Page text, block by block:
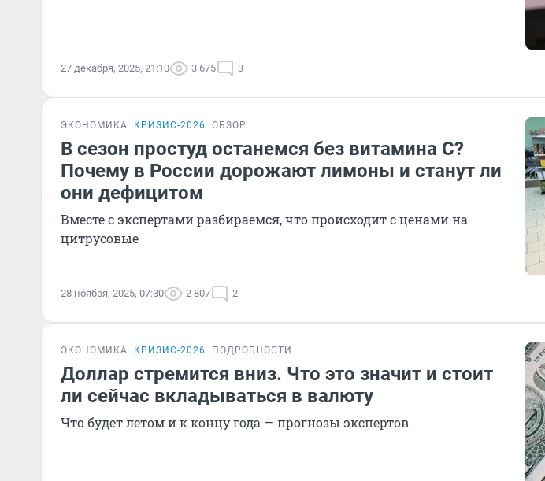
27 декабря, 2025, 21:10 3 675 3
ЭКОНОМИКА КРИЗИС-2026 ОБЗОР
В сезон простуд останемся без витамина C?
Почему в России дорожают лимоны и станут ли
они дефицитом
Вместе с экспертами разбираемся, что происходит с ценами на
цитрусовые
28 ноября, 2025, 07:30 2 807 2
ЭКОНОМИКА КРИЗИС-2026 ПОДРОБНОСТИ
Доллар стремится вниз. Что это значит и стоит
ли сейчас вкладываться в валюту
Что будет летом и к концу года — прогнозы экспертов